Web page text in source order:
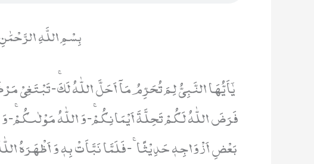
بِسْمِ اللَّهِ
بَعْضِ اَزْوَاجِهٖ حَدِیْثًاۚ-فَلَمَّا نَبَّاَتْ بِهٖ وَ